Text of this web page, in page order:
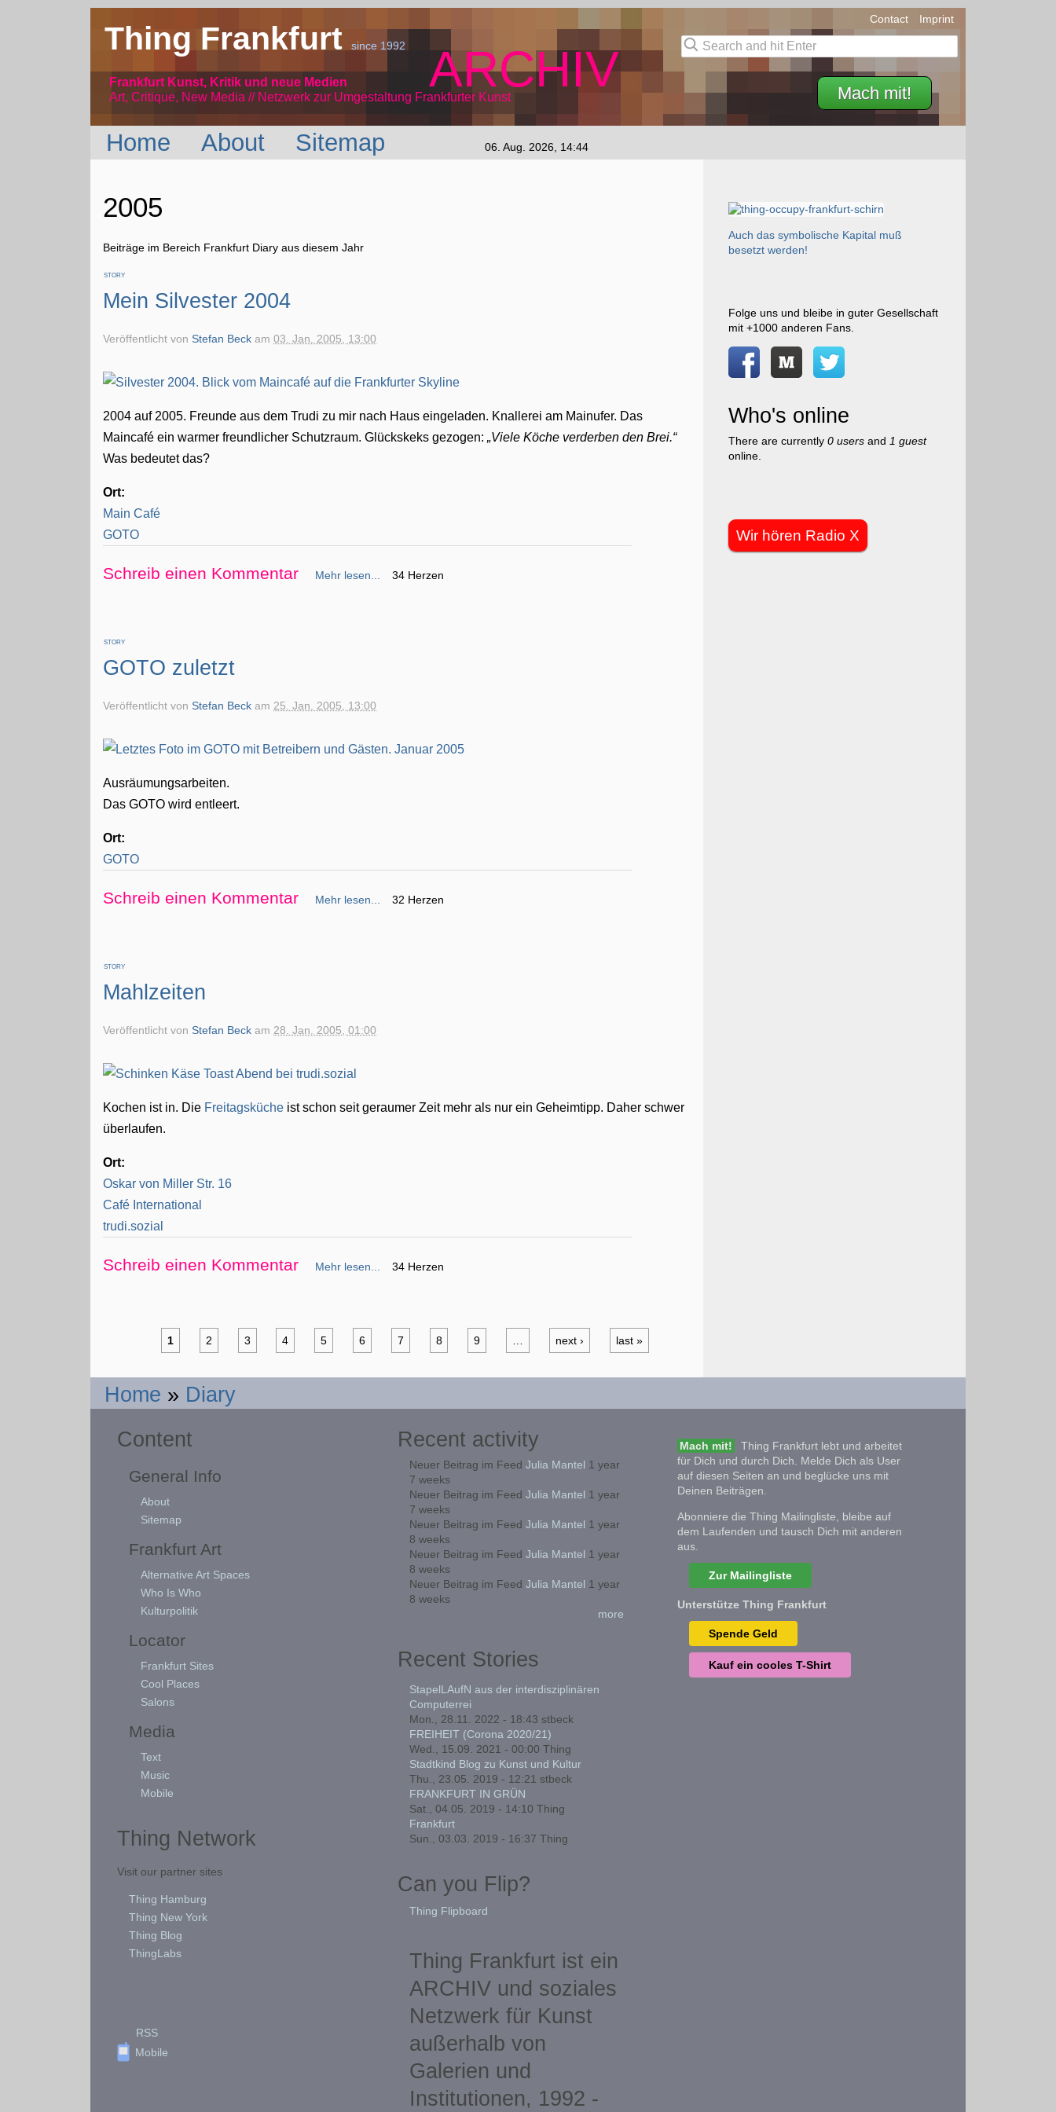
Thing Frankfurtsince 1992
Frankfurt Kunst, Kritik und neue Medien
Art, Critique, New Media // Netzwerk
ARCHIV
zur Umgestaltung Frankfurter Kunst Mach mit!
Contact Imprint
Home About Sitemap 06. Aug. 2026, 14:44
2005
Beiträge im Bereich Frankfurt Diary aus diesem Jahr
STORY
Mein Silvester 2004
Veröffentlicht vonStefan Beck am03. Jan. 2005, 13:00
2004 auf 2005. Freunde aus dem Trudi zu mir nach Haus eingeladen. Knallerei am Mainufer. Das
Maincafé ein warmer freundlicher Schutzraum. Glückskeks gezogen: Viele Köche verderben den Brei.
Was bedeutet das?
Ort:
Main Café
GOTO
Schreib einen Kommentar Mehr lesen... 34 Herzen
STORY
GOTO zuletzt
Veröffentlicht vonStefan Beck am 25. Jan. 2005, 13:00
Ausräumungsarbeiten.
Das GOTO wird entleert.
Ort:
GOTO
Schreib einen Kommentar Mehr lesen... 32 Herzen
STORY
Mahlzeiten
Veröffentlicht vonStefan Beck am 28. Jan. 2005, 01:00
Kochen ist in. Die Freitagsküche ist schon seit geraumer Zeit mehr als nur ein Geheimtipp. Daher schwer
überlaufen.
Ort:
Oskar von Miller Str. 16
Café International
trudi.sozial
Schreib einen Kommentar Mehr lesen... 34 Herzen
1 2 3 4 5 6 7 8 9 next › last »
Auch das symbolische Kapital muß
besetzt werden!
Folge uns und bleibe in guter Gesellschaft
mit +1000 anderen Fans.
Who's online
There are currently 0 usersand 1 guest
online.
Wir hören Radio X
Home » Diary
Content
General Info
About
Sitemap
Frankfurt Art
Alternative Art Spaces
Who Is Who
Kulturpolitik
Locator
Frankfurt Sites
Cool Places
Salons
Media
Text
Music
Mobile
Thing Network
Visit our partner sites
Thing Hamburg
Thing New York
Thing Blog
ThingLabs
RSS
Mobile
Recent activity
Neuer Beitrag im Feed Julia Mantel 1 year
7 weeks
Neuer Beitrag im Feed Julia Mantel 1 year
7 weeks
Neuer Beitrag im Feed Julia Mantel 1 year
8 weeks
Neuer Beitrag im Feed Julia Mantel 1 year
8 weeks
Neuer Beitrag im Feed Julia Mantel 1 year
8 weeks
more
Recent Stories
StapelLAufN aus der interdisziplinären
Computerrei
Mon., 28.11. 2022 - 18:43 stbeck
FREIHEIT (Corona 2020/21)
Wed., 15.09. 2021 - 00:00 Thing
Stadtkind Blog zu Kunst und Kultur
Thu., 23.05. 2019 - 12:21 stbeck
FRANKFURT IN GRÜN
Sat., 04.05. 2019 - 14:10 Thing
Frankfurt
Sun., 03.03. 2019 - 16:37 Thing
Can you Flip?
Thing Flipboard
Thing Frankfurt ist ein
ARCHIV und soziales
Netzwerk für Kunst
außerhalb von
Galerien und
Institutionen, 1992 -
Mach mit!
Thing Frankfurt lebt und arbeitet
für Dich und durch Dich. Melde Dich als User
auf diesen Seiten an und beglücke uns mit
Deinen Beiträgen.
Abonniere die Thing Mailingliste, bleibe auf
dem Laufenden und tausch Dich mit anderen
aus.
Zur Mailingliste
Unterstütze Thing Frankfurt
Spende Geld
Kauf ein cooles T-Shirt